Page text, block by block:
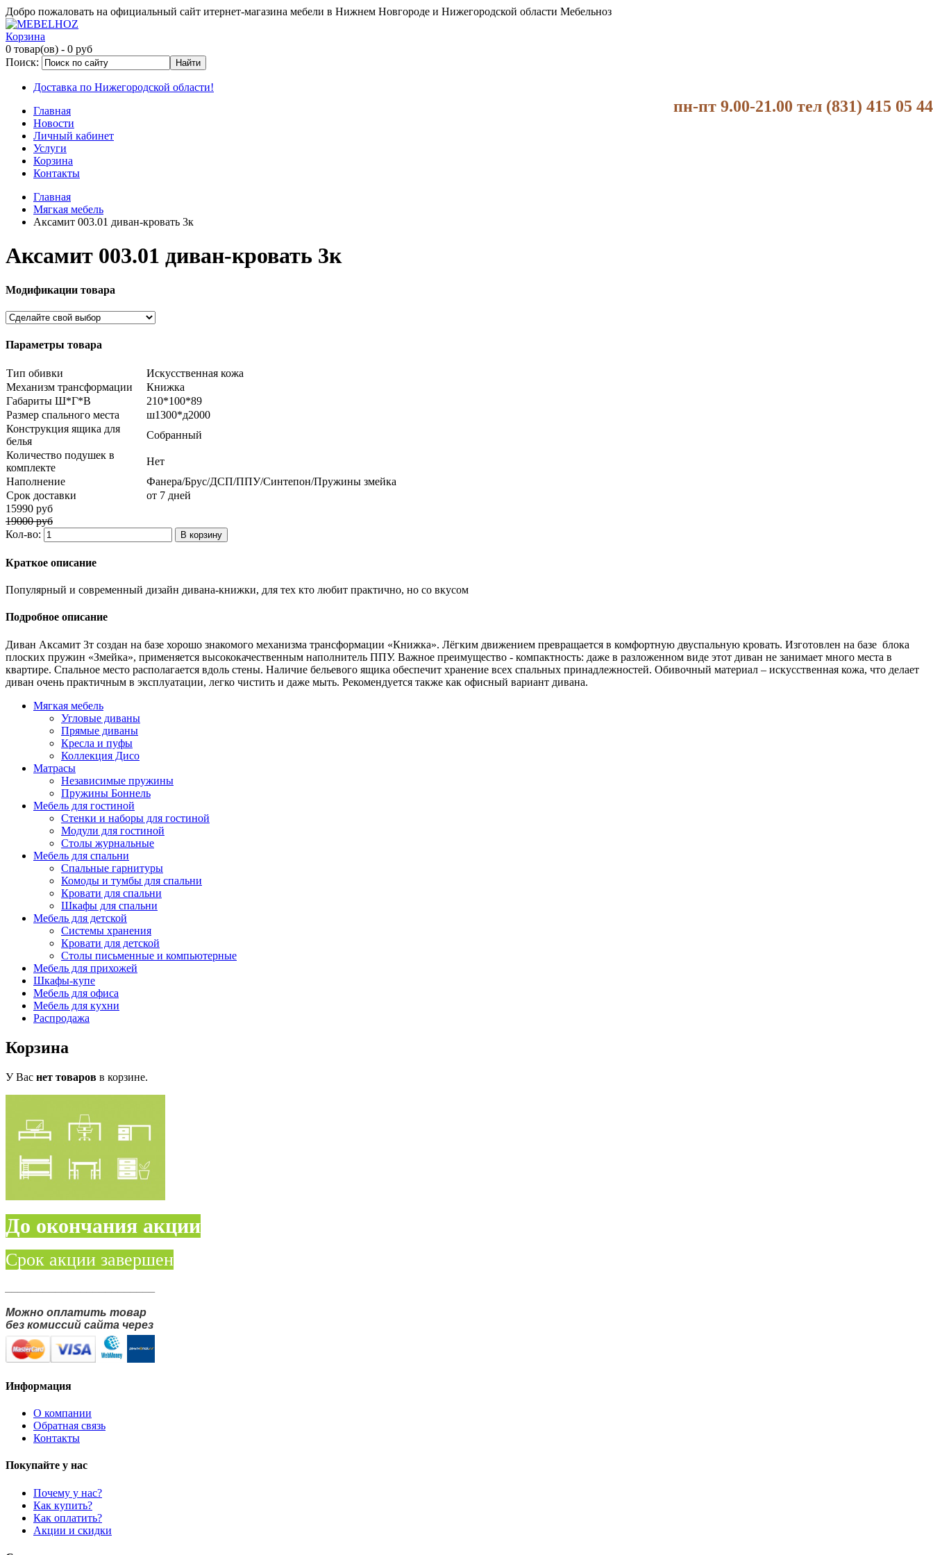
Добро пожаловать на официальный сайт итернет-магазина мебели в Нижнем Новгороде и Нижегородской области Мебельноз
Корзина
0 товар(ов) - 0 руб
пн-пт 9.00-21.00 тел (831) 415 05 44
Поиск:
Доставка по Нижегородской области!
Главная
Новости
Личный кабинет
Услуги
Корзина
Контакты
Главная
Мягкая мебель
Аксамит 003.01 диван-кровать 3к
Аксамит 003.01 диван-кровать 3к
Модификации товара
Параметры товара
Тип обивки
Искусственная кожа
Механизм трансформации
Книжка
Габариты Ш*Г*В
210*100*89
Размер спального места
ш1300*д2000
Конструкция ящика для
белья
Собранный
Количество подушек в
комплекте
Нет
Наполнение
Фанера/Брус/ДСП/ППУ/Синтепон/Пружины змейка
Срок доставки
от 7 дней
15990 руб
19000 руб
Кол-во:
Краткое описание
Популярный и современный дизайн дивана-книжки, для тех кто любит практично, но со вкусом
Подробное описание
Диван Аксамит 3т создан на базе хорошо знакомого механизма трансформации «Книжка». Лёгким движением превращается в комфортную двуспальную кровать. Изготовлен на базе блока
плоских пружин «Змейка», применяется высококачественным наполнитель ППУ. Важное преимущество - компактность: даже в разложенном виде этот диван не занимает много места в
квартире. Спальное место располагается вдоль стены. Наличие бельевого ящика обеспечит хранение всех спальных принадлежностей. Обивочный материал – искусственная кожа, что делает
диван очень практичным в эксплуатации, легко чистить и даже мыть. Рекомендуется также как офисный вариант дивана.
Мягкая мебель
Угловые диваны
Прямые диваны
Кресла и пуфы
Коллекция Дисо
Матрасы
Независимые пружины
Пружины Боннель
Мебель для гостиной
Стенки и наборы для гостиной
Модули для гостиной
Столы журнальные
Мебель для спальни
Спальные гарнитуры
Комоды и тумбы для спальни
Кровати для спальни
Шкафы для спальни
Мебель для детской
Системы хранения
Кровати для детской
Столы письменные и компьютерные
Мебель для прихожей
Шкафы-купе
Мебель для офиса
Мебель для кухни
Распродажа
Корзина
У Вас нет товаров в корзине.
До окончания акции
Срок акции завершен
Можно оплатить товар
без комиссий сайта через
Информация
О компании
Обратная связь
Контакты
Покупайте у нас
Почему у нас?
Как купить?
Как оплатить?
Акции и скидки